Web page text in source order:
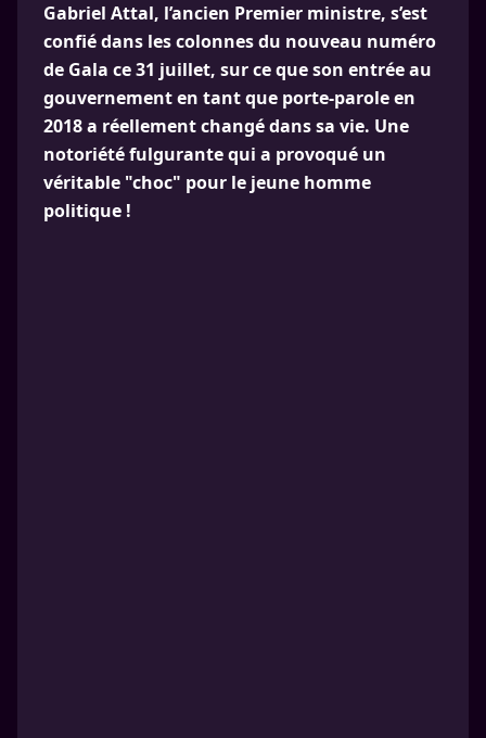
Gabriel Attal, l’ancien Premier ministre, s’est
confié dans les colonnes du nouveau numéro
de Gala ce 31 juillet, sur ce que son entrée au
gouvernement en tant que porte-parole en
2018 a réellement changé dans sa vie. Une
notoriété fulgurante qui a provoqué un
véritable "choc" pour le jeune homme
politique !